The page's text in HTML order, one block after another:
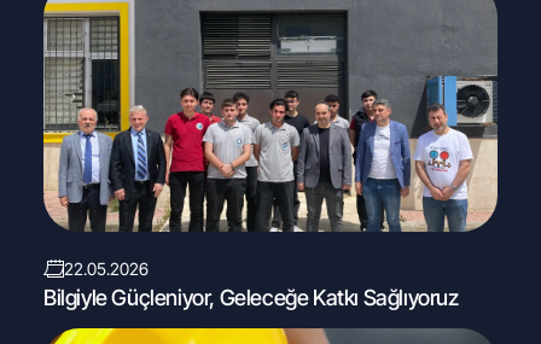
22.05.2026
Bilgiyle Güçleniyor, Geleceğe Katkı Sağlıyoruz